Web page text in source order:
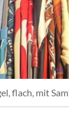
flach, mit